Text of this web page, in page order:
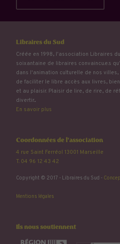
Libraires du Sud
Créée en 1998, l'association Libraires
soixantaine de libraires convaincu.e.s
dans l'animation culturelle de nos
de faciliter le libre accès aux livres,
et au plaisir. Plaisir de lire, de rire, de
divertir...
En savoir plus
Coordonnées de l'association
4 rue Saint Ferréol 13001 Marseille
T. 04 96 12 43 42
Copyright © 2017 - Libraires du Sud -
Mentions légales
Ils nous soutiennent